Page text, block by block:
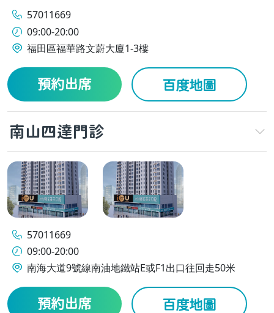
57011669
09:00-20:00
福田區福華路文蔚大廈1-3樓
預約出席 百度地圖
南山四達門診
57011669
09:00-20:00
南海大道9號線南油地鐵站E或F1出口往回走50米
預約出席 百度地圖